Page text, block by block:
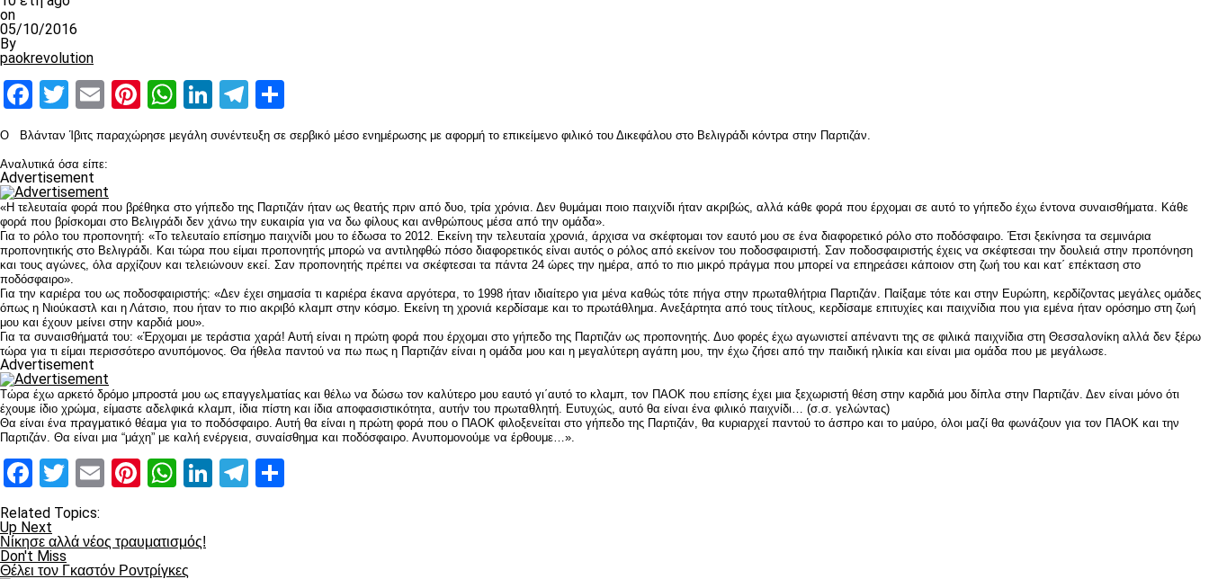
on
05/10/2016
By
paokrevolution
Facebook
Twitter
EmailPinterest
WhatsApp
LinkedIn
Telegram
Ο Βλάνταν Ίβιτς παραχώρησε μεγάλη συνέντευξη σε σερβικό μέσο ενημέρωσης με αφορμή το επικείμενο φιλικό του Δικεφάλου στο Βελιγράδι κόντρα στην Παρτιζάν.
Αναλυτικά όσα είπε:
Advertisement
«Η τελευταία φορά που βρέθηκα στο γήπεδο της Παρτιζάν ήταν ως θεατής πριν από δυο, τρία χρόνια. Δεν θυμάμαι ποιο παιχνίδι ήταν ακριβώς, αλλά κάθε φορά που έρχομαι σε αυτό το γήπεδο έχω έντονα συναισθήματα. Κάθε
φορά που βρίσκομαι στο Βελιγράδι δεν χάνω την ευκαιρία για να δω φίλους και ανθρώπους μέσα από την ομάδα».
Για το ρόλο του προπονητή: «Το τελευταίο επίσημο παιχνίδι μου το έδωσα το 2012. Εκείνη την τελευταία χρονιά, άρχισα να σκέφτομαι τον εαυτό μου σε ένα διαφορετικό ρόλο στο ποδόσφαιρο. Έτσι ξεκίνησα τα σεμινάρια
προπονητικής στο Βελιγράδι. Και τώρα που είμαι προπονητής μπορώ να αντιληφθώ πόσο διαφορετικός είναι αυτός ο ρόλος από εκείνον του ποδοσφαιριστή. Σαν ποδοσφαιριστής έχεις να σκέφτεσαι την δουλειά στην προπόνηση
και τους αγώνες, όλα αρχίζουν και τελειώνουν εκεί. Σαν προπονητής πρέπει να σκέφτεσαι τα πάντα 24 ώρες την ημέρα, από το πιο μικρό πράγμα που μπορεί να επηρεάσει κάποιον στη ζωή του και κατ΄ επέκταση στο
ποδόσφαιρο».
Για την καριέρα του ως ποδοσφαιριστής: «Δεν έχει σημασία τι καριέρα έκανα αργότερα, το 1998 ήταν ιδιαίτερο για μένα καθώς τότε πήγα στην πρωταθλήτρια Παρτιζάν. Παίξαμε τότε και στην Ευρώπη, κερδίζοντας μεγάλες ομάδες
όπως η Νιούκαστλ και η Λάτσιο, που ήταν το πιο ακριβό κλαμπ στην κόσμο. Εκείνη τη χρονιά κερδίσαμε και το πρωτάθλημα. Ανεξάρτητα από τους τίτλους, κερδίσαμε επιτυχίες και παιχνίδια που για εμένα ήταν ορόσημο στη ζωή
μου και έχουν μείνει στην καρδιά μου».
Για τα συναισθήματά του: «Έρχομαι με τεράστια χαρά! Αυτή είναι η πρώτη φορά που έρχομαι στο γήπεδο της Παρτιζάν ως προπονητής. Δυο φορές έχω αγωνιστεί απέναντι της σε φιλικά παιχνίδια στη Θεσσαλονίκη αλλά δεν ξέρω
τώρα για τι είμαι περισσότερο ανυπόμονος. Θα ήθελα παντού να πω πως η Παρτιζάν είναι η ομάδα μου και η μεγαλύτερη αγάπη μου, την έχω ζήσει από την παιδική ηλικία και είναι μια ομάδα που με μεγάλωσε.
Advertisement
Τώρα έχω αρκετό δρόμο μπροστά μου ως επαγγελματίας και θέλω να δώσω τον καλύτερο μου εαυτό γι΄αυτό το κλαμπ, τον ΠΑΟΚ που επίσης έχει μια ξεχωριστή θέση στην καρδιά μου δίπλα στην Παρτιζάν. Δεν είναι μόνο ότι
έχουμε ίδιο χρώμα, είμαστε αδελφικά κλαμπ, ίδια πίστη και ίδια αποφασιστικότητα, αυτήν του πρωταθλητή. Ευτυχώς, αυτό θα είναι ένα φιλικό παιχνίδι… (σ.σ. γελώντας)
Θα είναι ένα πραγματικό θέαμα για το ποδόσφαιρο. Αυτή θα είναι η πρώτη φορά που ο ΠΑΟΚ φιλοξενείται στο γήπεδο της Παρτιζάν, θα κυριαρχεί παντού το άσπρο και το μαύρο, όλοι μαζί θα φωνάζουν για τον ΠΑΟΚ και την
Παρτιζάν. Θα είναι μια “μάχη” με καλή ενέργεια, συναίσθημα και ποδόσφαιρο. Ανυπομονούμε να έρθουμε…».
Facebook
Twitter
EmailPinterest
WhatsApp
LinkedIn
Telegram
Related Topics:
Up Next
Νίκησε αλλά νέος τραυματισμός!
Don't Miss
Θέλει τον Γκαστόν Ροντρίγκες